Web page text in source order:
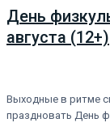
День
августа (12+)
Выходные в ритме
праздновать День